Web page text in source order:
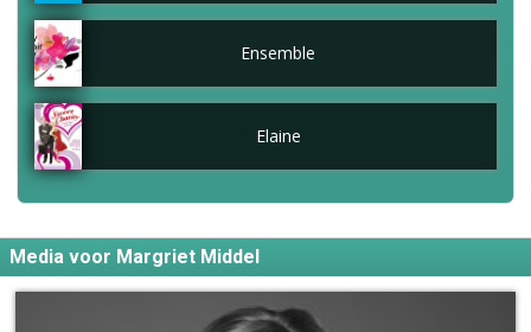
Ensemble
Elaine
Media voor Margriet Middel